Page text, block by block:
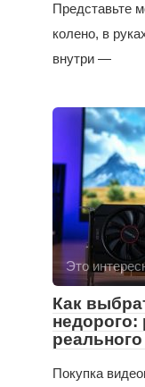
Представьте
колено, в
внутри —
Это
Как
Покупка